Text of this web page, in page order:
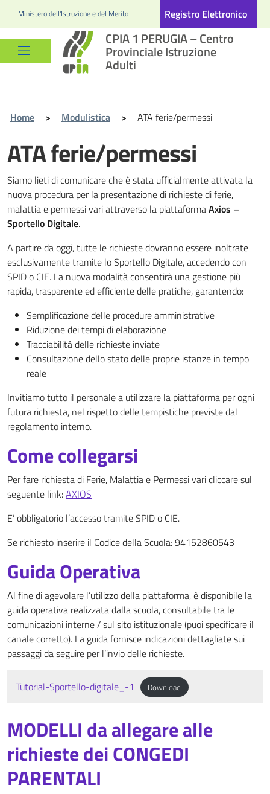
Ministero dell'Istruzione e del Merito Registro Elettronico
CPIA 1 PERUGIA – Centro
Provinciale Istruzione
Adulti
Home > Modulistica > ATA ferie/permessi
ATA ferie/permessi
Siamo lieti di comunicare che è stata ufficialmente attivata la
nuova procedura per la presentazione di richieste di ferie,
malattia e permessi vari attraverso la piattaformaAxios –
Sportello Digitale.
A partire da oggi, tutte le richieste dovranno essere inoltrate
esclusivamente tramite lo Sportello Digitale, accedendo con
SPID o CIE. La nuova modalità consentirà una gestione più
rapida, trasparente ed efficiente delle pratiche, garantendo:
Semplificazione delle procedure amministrative
Riduzione dei tempi di elaborazione
Tracciabilità delle richieste inviate
Consultazione dello stato delle proprie istanze in tempo
reale
Invitiamo tutto il personale a utilizzare la piattaforma per ogni
futura richiesta, nel rispetto delle tempistiche previste dal
regolamento interno.
Come collegarsi
Per fare richiesta di Ferie, Malattia e Permessi vari cliccare sul
seguente link:AXIOS
E’ obbligatorio l’accesso tramite SPID o CIE.
Se richiesto inserire il Codice della Scuola: 94152860543
Guida Operativa
Al fine di agevolare l’utilizzo della piattaforma, è disponibile la
guida operativa realizzata dalla scuola, consultabile tra le
comunicazioni interne / sul sito istituzionale (puoi specificare il
canale corretto). La guida fornisce indicazioni dettagliate sui
passaggi da seguire per l’invio delle richieste.
Tutorial-Sportello-digitale_-1 Download
MODELLI da allegare alle
richieste dei CONGEDI
PARENTALI